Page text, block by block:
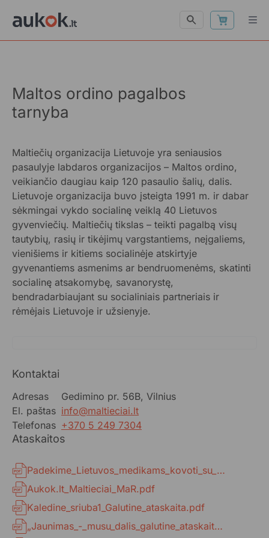
Maltos ordino pagalbos
tarnyba
Maltiečių organizacija Lietuvoje yra seniausios
pasaulyje labdaros organizacijos – Maltos ordino,
veikiančio daugiau kaip 120 pasaulio šalių, dalis.
Lietuvoje organizacija buvo įsteigta 1991 m. ir dabar
sėkmingai vykdo socialinę veiklą 40 Lietuvos
gyvenviečių. Maltiečių tikslas – teikti pagalbą visų
tautybių, rasių ir tikėjimų vargstantiems, neįgaliems,
vienišiems ir kitiems socialinėje atskirtyje
gyvenantiems asmenims ar bendruomenėms, skatinti
socialinę atsakomybę, savanorystę,
bendradarbiaujant su socialiniais partneriais ir
rėmėjais Lietuvoje ir užsienyje.
Ataskaitos
Padekime_Lietuvos_medikams_kovoti_su_koronavirusu_galutine_ataskaita.pdf
Aukok.lt_Maltieciai_MaR.pdf
Kaledine_sriuba1_Galutine_ataskaita.pdf
„Jaunimas_-_musu_dalis_galutine_ataskaita.pdf
Kontaktai
Adresas
Gedimino pr. 56B, Vilnius
El. paštas info@maltieciai.lt
Telefonas +370 5 249 7304